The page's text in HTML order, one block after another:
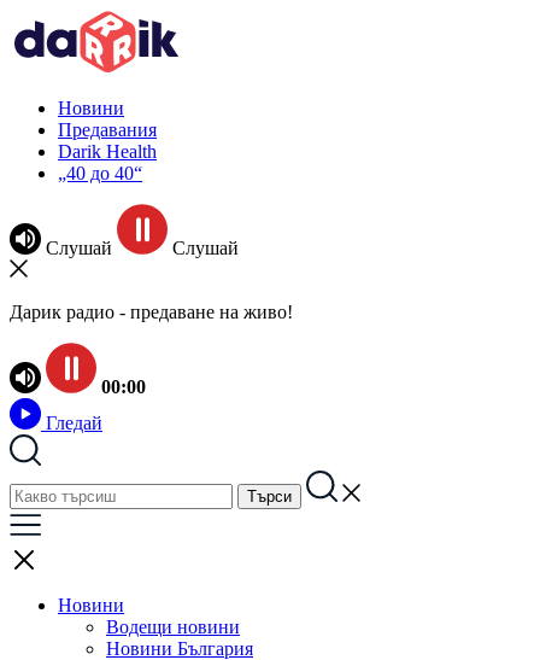
Новини
Предавания
Darik Health
„40 до 40“
Слушай Слушай
Дарик радио - предаване на живо!
00:00
Гледай
Новини
Водещи новини
Новини България